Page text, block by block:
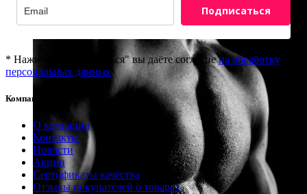
Подписаться
* Нажимая "Подписаться" вы даёте согласиена обработку
персональных данных
8(800)201-81-69
info@provibrator.ru
Компания
О компании
Контакты
Новости
Акции
Сертификаты качества
Отзывы покупателей о товарах